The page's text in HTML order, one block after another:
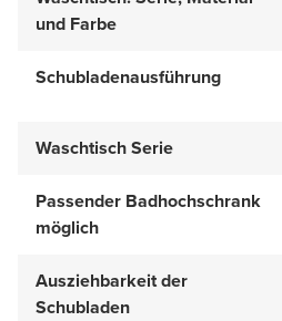
und Farbe
Schubladenausführung
Waschtisch Serie
Passender Badhochschrank
möglich
Ausziehbarkeit der
Schubladen